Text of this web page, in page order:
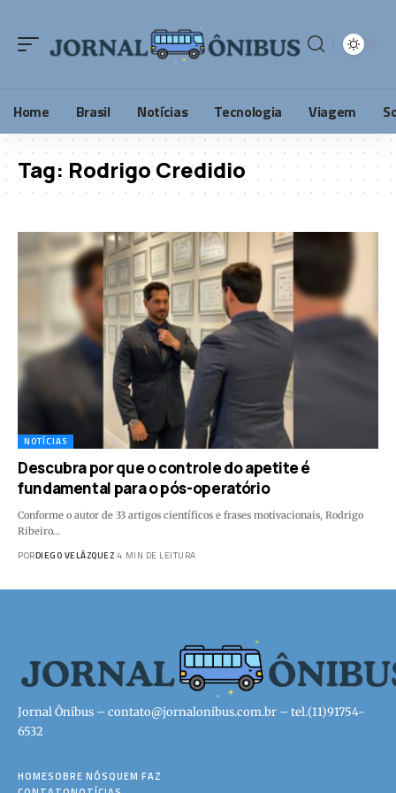
Home Brasil Notícias Tecnologia Viagem
Tag: Rodrigo Credidio
NOTÍCIAS
Descubra por que o controle do apetite é
fundamental para o pós-operatório
Conforme o autor de 33 artigos científicos e frases motivacionais, Rodrigo
Ribeiro…
PORDIEGO VELÁZQUEZ 4 MIN DE LEITURA
Jornal Ônibus – contato@jornalonibus.com.br – tel.(11)91754-
6532
HOMESOBRE NÓSQUEM FAZ